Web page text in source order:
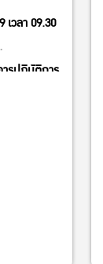
วลา 09.30
รปฏิบัติการ